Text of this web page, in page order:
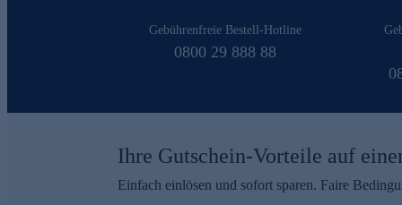
Gebührenfreie Bestell-Hotline
0800 29 888 88
Ihre Gutschein-Vorteile auf
Einfach einlösen und sofort sparen. Faire